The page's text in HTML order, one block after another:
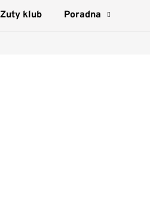
Zuty klub Poradna